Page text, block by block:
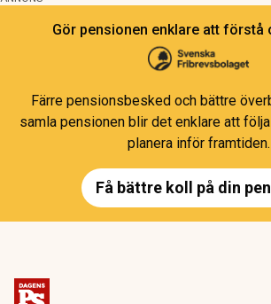
Gör pensionen enklare att förstå
Färre pensionsbesked och bättre
samla pensionen blir det enklare att
planera inför framtiden.
Få bättre koll på din